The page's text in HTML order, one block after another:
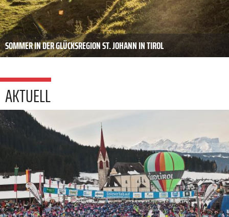
SOMMER IN DER GLÜCKSREGION ST. JOHANN IN TIROL
AKTUELL